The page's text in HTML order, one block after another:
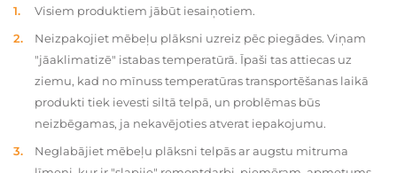
Visiem produktiem jābūt iesaiņotiem.
Neizpakojiet mēbeļu plāksni uzreiz pēc piegādes. Viņam
"jāaklimatizē" istabas temperatūrā. Īpaši tas attiecas uz
ziemu, kad no mīnuss temperatūras transportēšanas laikā
produkti tiek ievesti siltā telpā, un problēmas būs
neizbēgamas, ja nekavējoties atverat iepakojumu.
Neglabājiet mēbeļu plāksni telpās ar augstu mitruma